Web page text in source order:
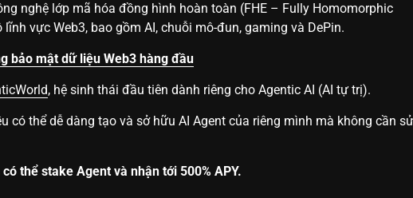
nghệ lớp mã hóa đồng hình hoàn toàn (FHE – Fully Homomorphic
vực Web3, bao gồm AI, chuỗi mô-đun, gaming và DePin.
bảo mật dữ liệu Web3 hàng đầu
, hệ sinh thái đầu tiên dành riêng cho Agentic AI (AI tự trị).
có thể dễ dàng tạo và sở hữu AI Agent của riêng mình mà không cần sử
thể stake Agent và nhận tới 500% APY.